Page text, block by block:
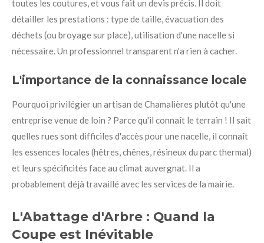
toutes les coutures, et vous fait un devis précis. Il doit
détailler les prestations : type de taille, évacuation des
déchets (ou broyage sur place), utilisation d'une nacelle si
nécessaire. Un professionnel transparent n'a rien à cacher.
L'importance de la connaissance locale
Pourquoi privilégier un artisan de Chamalières plutôt qu'une
entreprise venue de loin ? Parce qu'il connaît le terrain ! Il sait
quelles rues sont difficiles d'accès pour une nacelle, il connaît
les essences locales (hêtres, chênes, résineux du parc thermal)
et leurs spécificités face au climat auvergnat. Il a
probablement déjà travaillé avec les services de la mairie.
L'Abattage d'Arbre : Quand la
Coupe est Inévitable